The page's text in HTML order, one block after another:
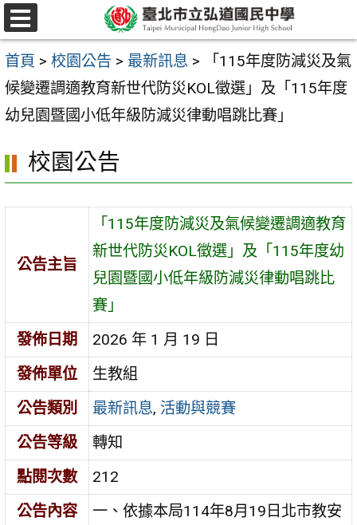
跳
至
主
要
內
區
選
單
首頁 > 校園公告 > 最新訊息 >
「115年度防減災及氣
候變遷調適教育新世代防災KOL徵選」及「115年度
幼兒園暨國小低年級防減災律動唱跳比賽」
校園公告
公告主旨
「115年度防減災及氣候變遷調適教育
新世代防災KOL徵選」及「115年度幼
兒園暨國小低年級防減災律動唱跳比
賽」
發佈日期
2026 年 1 月 19 日
發佈單位
生教組
公告類別
最新訊息, 活動與競賽
公告等級
轉知
點閱次數
212
公告內容
一、依據本局114年8月19日北市教安